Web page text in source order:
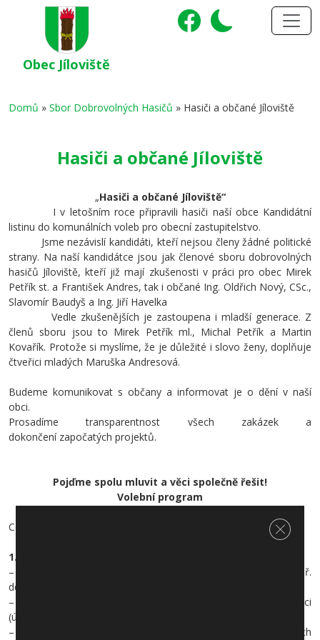
Obec Jíloviště
Domů » Sbor Dobrovolných Hasičů » Hasiči a občané Jíloviště
Hasiči a občané Jíloviště
„Hasiči a občané Jíloviště“
I v letošním roce připravili hasiči naší obce Kandidátní
listinu do komunálních voleb pro obecní zastupitelstvo.
Jsme nezávislí kandidáti, kteří nejsou členy žádné politické
strany. Na naší kandidátce jsou jak členové sboru dobrovolných
hasičů Jíloviště, kteří již mají zkušenosti v práci pro obec Mirek
Petřík st. a František Andres, tak i občané Ing. Oldřich Nový, CSc.,
Slavomír Baudyš a Ing. Jiří Havelka
Vedle zkušenějších je zastoupena i mladší generace. Z
členů sboru jsou to Mirek Petřík ml., Michal Petřík a Martin
Kovařík. Protože si myslíme, že je důležité i slovo ženy, doplňuje
čtveřici mladých Maruška Andresová.
Budeme komunikovat s občany a informovat je o dění v naší
obci.
Prosadíme transparentnost všech zakázek a
dokončení započatých projektů.
Pojďme spolu mluvit a věci společně řešit!
Volební program
Co považujeme za důležité:
1. Finanční a rozpočtové hospodaření obce
– rychlá a profesionální příprava projektů pro získání dotací, např.
dobudování chodníků a komunikací v obci
– snížení provozních nákladů šetřením a zefektivnění práce v obci
(úklid veřejných prostor, úprava zeleně)
– určení priorit investic včetně průhledných a transparentních
Zavřít